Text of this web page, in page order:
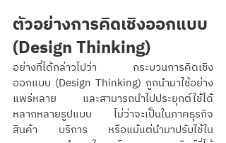
ตัวอย่างการคิดเชิงออกแบบ
(Design Thinking)
อย่างที่ได้กล่าวไปว่า กระบวนการคิดเชิง
ออกแบบ (Design Thinking) ถูกนำมาใช้อย่าง
แพร่หลาย และสามารถนำไปประยุกต์ใช้ได้
หลากหลายรูปแบบ ไม่ว่าจะเป็นในภาคธุรกิจ
สินค้า บริการ หรือแม้แต่นำมาปรับใช้ใน